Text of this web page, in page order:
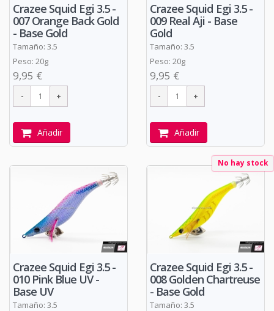
Crazee Squid Egi 3.5 -
007 Orange Back Gold
- Base Gold
Tamaño: 3.5
Peso: 20g
9,95 €
Añadir
Crazee Squid Egi 3.5 -
009 Real Aji - Base
Gold
Tamaño: 3.5
Peso: 20g
9,95 €
Añadir
Crazee Squid Egi 3.5 -
010 Pink Blue UV -
Base UV
Tamaño: 3.5
No hay stock
Crazee Squid Egi 3.5 -
008 Golden Chartreuse
- Base Gold
Tamaño: 3.5